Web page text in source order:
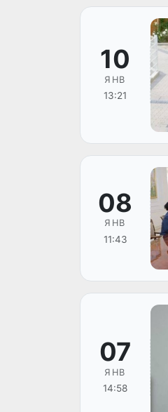
10
ЯНВ
13:21
08
ЯНВ
11:43
07
ЯНВ
14:58